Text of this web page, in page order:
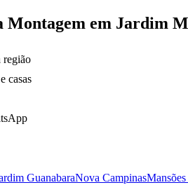
Montagem em Jardim
região
casas
GuanabaraNova Campinas